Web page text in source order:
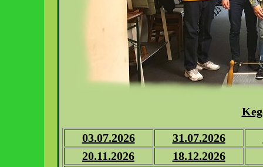
03.07.2026 31.07.2026
20.11.2026
18.12.2026